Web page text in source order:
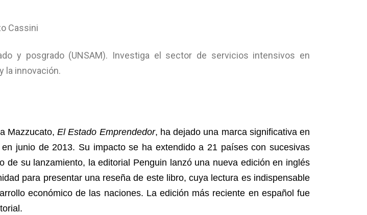
y posgrado (UNSAM). Investiga el sector de servicios intensivos en
la innovación.
Mazzucato,El Estado Emprendedor, ha dejado una marca significativa en
junio de 2013. Su impacto se ha extendido a 21 países con sucesivas
su lanzamiento, la editorial Penguin lanzó una nueva edición en inglés
para presentar una reseña de este libro, cuya lectura es indispensable
económico de las naciones. La edición más reciente en español fue